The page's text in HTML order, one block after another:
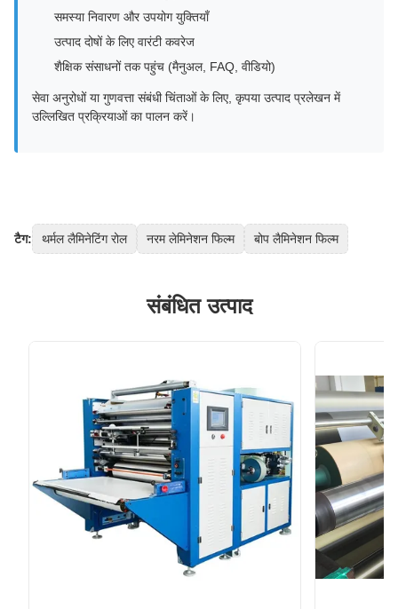
समस्या निवारण और उपयोग युक्तियाँ
उत्पाद दोषों के लिए वारंटी कवरेज
शैक्षिक संसाधनों तक पहुंच (मैनुअल, FAQ, वीडियो)
सेवा अनुरोधों या गुणवत्ता संबंधी चिंताओं के लिए, कृपया उत्पाद प्रलेखन में
उल्लिखित प्रक्रियाओं का पालन करें।
टैग: थर्मल लैमिनेटिंग रोल नरम लेमिनेशन फिल्म बोप लैमिनेशन फिल्म
संबंधित उत्पाद